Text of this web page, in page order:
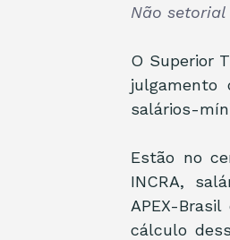
Não setorial
O Superior
julgamento
salários-
Estão no
INCRA,
APEX-
cálculo